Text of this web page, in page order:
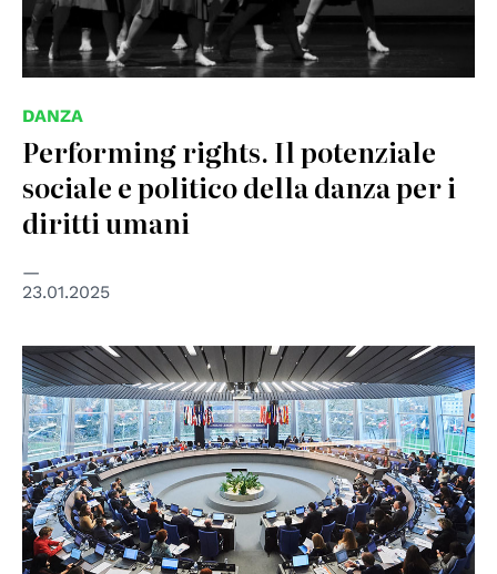
DANZA
Performing rights. Il potenziale
sociale e politico della danza per i
diritti umani
23.01.2025